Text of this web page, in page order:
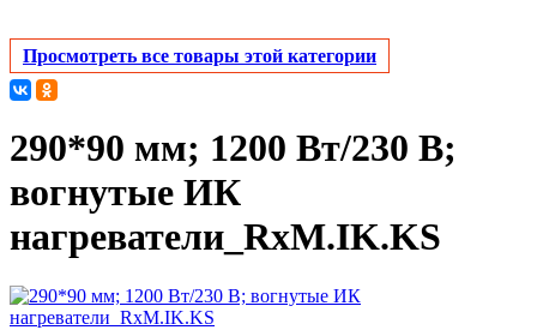
Просмотреть все товары этой категории
290*90 мм; 1200 Вт/230 В;
вогнутые ИК
нагреватели_RxM.IK.KS